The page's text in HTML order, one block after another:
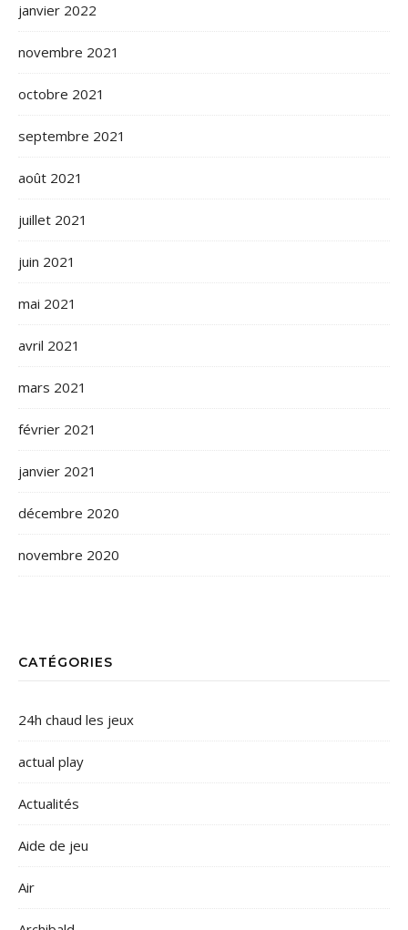
janvier 2022
novembre 2021
octobre 2021
septembre 2021
août 2021
juillet 2021
juin 2021
mai 2021
avril 2021
mars 2021
février 2021
janvier 2021
décembre 2020
novembre 2020
CATÉGORIES
24h chaud les jeux
actual play
Actualités
Aide de jeu
Air